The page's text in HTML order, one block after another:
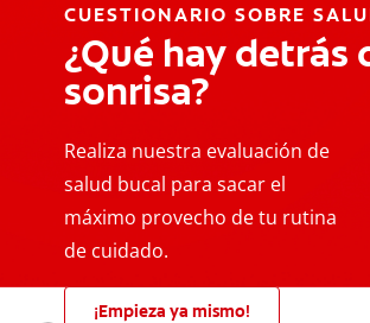
CUESTIONARIO SOBRE
¿Qué hay detrás
sonrisa?
Realiza nuestra evaluación de
salud bucal para sacar el
máximo provecho de tu rutina
de cuidado.
¡Empieza ya mismo!